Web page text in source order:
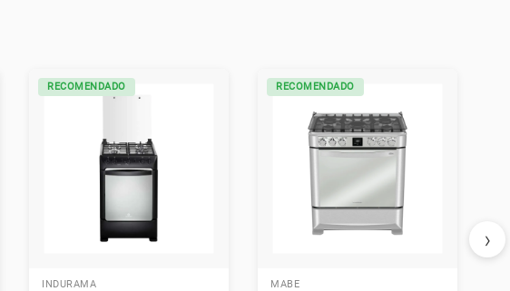
RECOMENDADO
INDURAMA
RECOMENDADO
MABE
›